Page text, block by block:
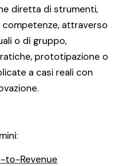
diretta di strumenti,
attraverso
o di gruppo,
prototipazione o
a casi reali con
to-Revenue